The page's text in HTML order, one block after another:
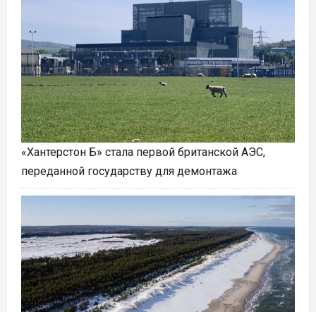
«Хантерстон Б» стала первой британской АЭС,
переданной государству для демонтажа